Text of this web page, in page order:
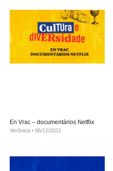
En Vrac – documentários Netflix
Verônica 06/12/2021